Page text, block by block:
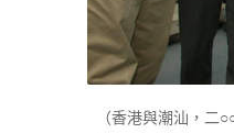
（香港與潮汕，二